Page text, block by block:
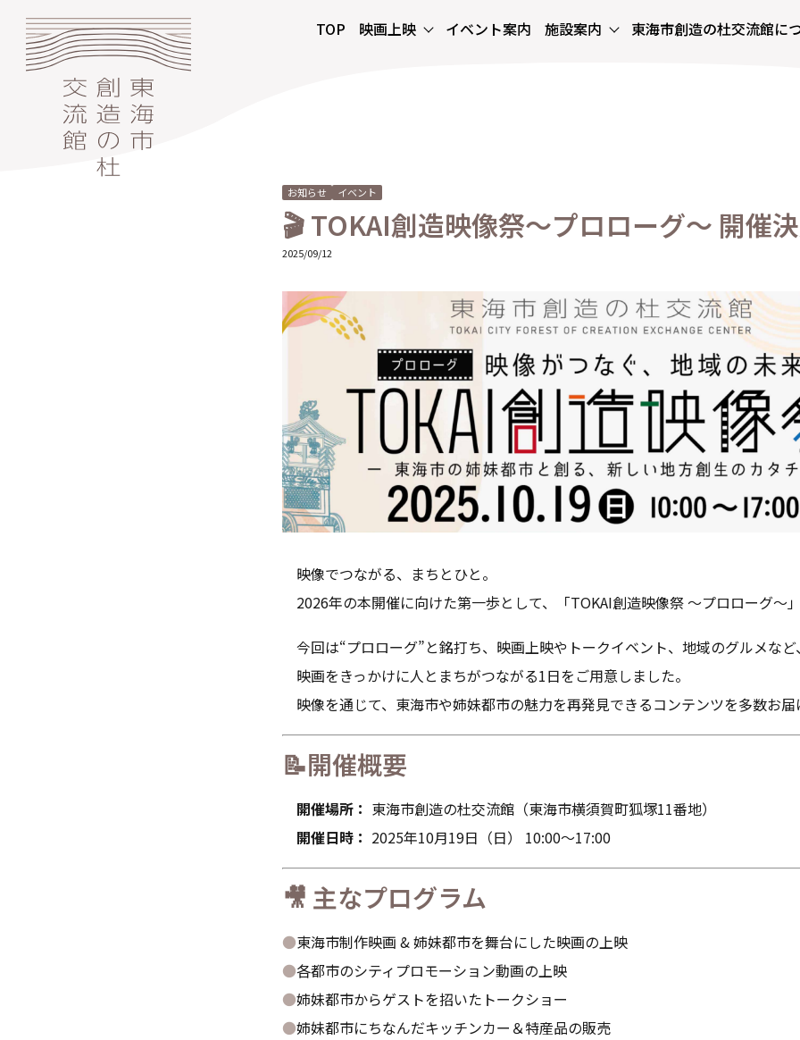
TOP 映画上映 イベント案内 施設案内 東海市創造の杜交流館に
映画
イベント
施設
東海市創造の杜
お知らせ イベント
🎬 TOKAI創造映像祭～プロローグ～ 開催
2025/09/12
映像でつながる、まちとひと。
2026年の本開催に向けた第一歩として、「TOKAI創造映像祭 ～プロローグ～
今回は“プロローグ”と銘打ち、映画上映やトークイベント、地域のグルメなど
映画をきっかけに人とまちがつながる1日をご用意しました。
映像を通じて、東海市や姉妹都市の魅力を再発見できるコンテンツを多数お
📝開催概要
開催場所： 東海市創造の杜交流館（東海市横須賀町狐塚11番地）
開催日時： 2025年10月19日（日） 10:00〜17:00
🎥 主なプログラム
東海市制作映画 & 姉妹都市を舞台にした映画の上映
各都市のシティプロモーション動画の上映
姉妹都市からゲストを招いたトークショー
姉妹都市にちなんだキッチンカー＆特産品の販売